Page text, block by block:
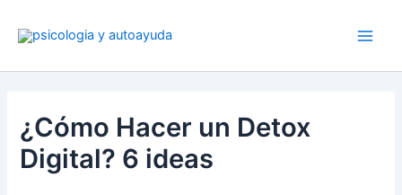
¿Cómo Hacer un Detox
Digital? 6 ideas